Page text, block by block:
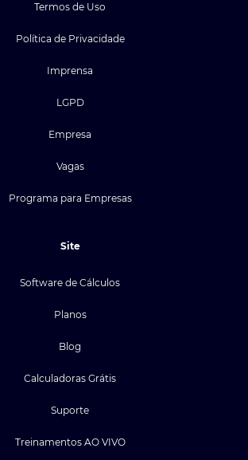
Termos de Uso
Política de Privacidade
Imprensa
LGPD
Empresa
Vagas
Programa para Empresas
Site
Software de Cálculos
Planos
Blog
Calculadoras Grátis
Suporte
Treinamentos AO VIVO